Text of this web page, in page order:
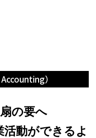
）
の要へ
活動ができるよ